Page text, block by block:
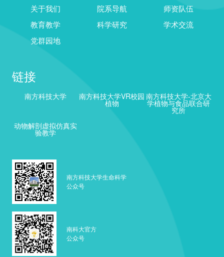
关于我们 院系导航
师资队伍
教育教学
科学研究
学术交流
党群园地
链接
南方科技大学 南方科技大学VR校园
植物
南方科技大学-北京大
学植物与食品联合研
究所
动物解剖虚拟仿真实
验教学
南方科技大学生命科学
公众号
南科大官方
公众号